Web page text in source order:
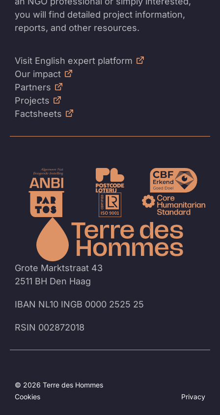
you will find detailed project information,
reports, and other resources.
Visit English expert platform
Our impact
Partners
Projects
Factsheets
Grote Marktstraat 43
2511 BH Den Haag
IBAN NL10 INGB 0000 2525 25
RSIN 002872018
© 2026 Terre des Hommes
Cookies
Privacy